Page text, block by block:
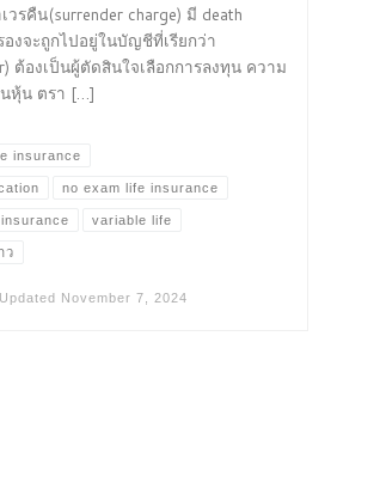
วรคืน(surrender charge) มี death
งจะถูกไปอยู่ในบัญชีที่เรียกว่า
ต้องเป็นผู้ตัดสินใจเลือกการลงทุน ความ
หุ้น ตรา […]
insurance
no exam life insurance
variable life
ว
Updated November 7, 2024